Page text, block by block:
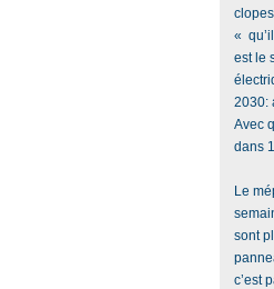
«
est le
2030:
Avec
dans
Le
sont
c’est